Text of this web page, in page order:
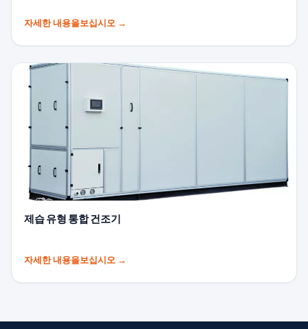
자세한 내용을보십시오 →
제습 유형 통합 건조기
자세한 내용을보십시오 →